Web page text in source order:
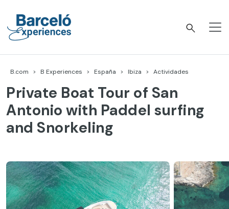
content
B.com B Experiences España Ibiza Actividades
Private Boat Tour of San
Antonio with Paddel surfing
and Snorkeling